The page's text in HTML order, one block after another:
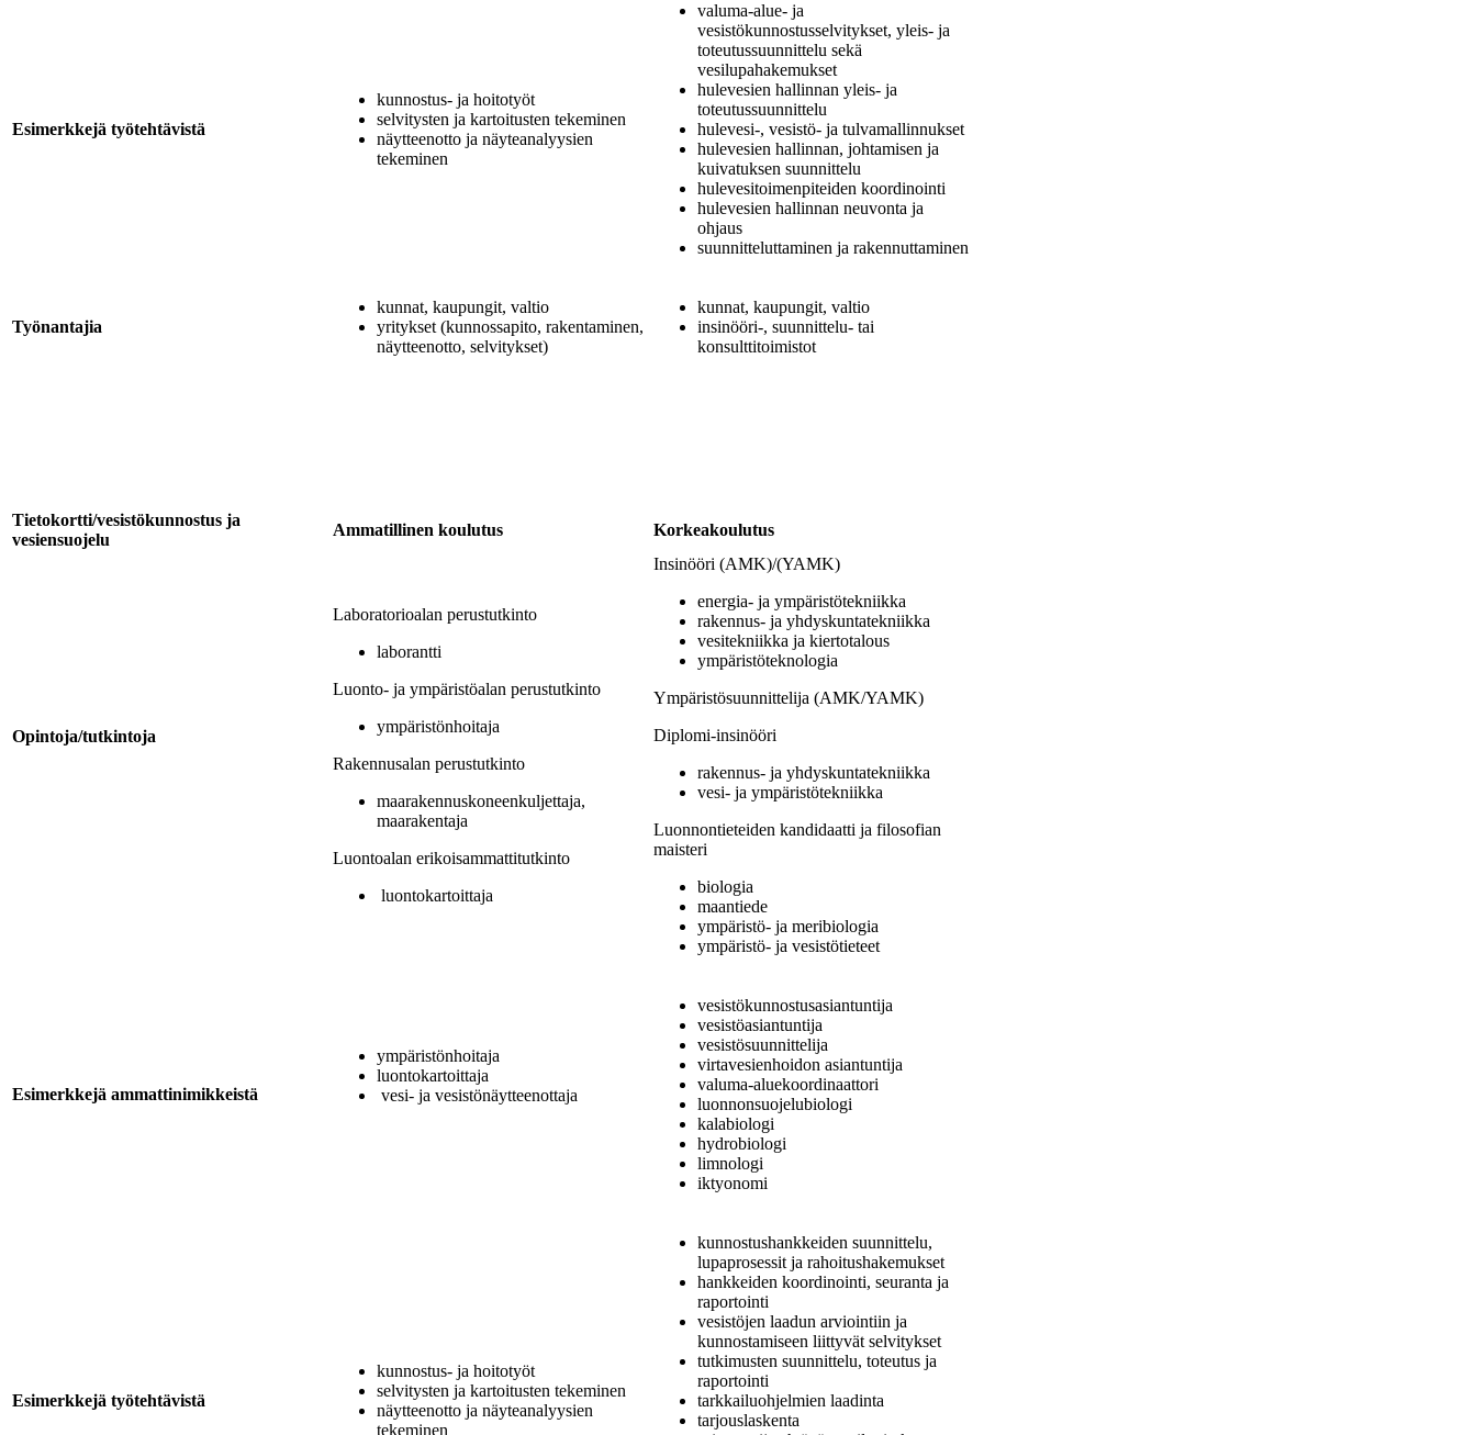
Esimerkkejä työtehtävistä
kunnostus- ja hoitotyöt
selvitysten ja kartoitusten tekeminen
näytteenotto ja näyteanalyysien
tekeminen
valuma-alue- ja
vesistökunnostusselvitykset, yleis- ja
toteutussuunnittelu sekä
vesilupahakemukset
hulevesien hallinnan yleis- ja
toteutussuunnittelu
hulevesi-, vesistö- ja tulvamallinnukset
hulevesien hallinnan, johtamisen ja
kuivatuksen suunnittelu
hulevesitoimenpiteiden koordinointi
hulevesien hallinnan neuvonta ja
ohjaus
suunnitteluttaminen ja rakennuttaminen
Työnantajia
kunnat, kaupungit, valtio
yritykset (kunnossapito, rakentaminen,
näytteenotto, selvitykset)
kunnat, kaupungit, valtio
insinööri-, suunnittelu- tai
konsulttitoimistot
Tietokortti/vesistökunnostus ja
vesiensuojelu
Ammatillinen koulutus Korkeakoulutus
Opintoja/tutkintoja
Laboratorioalan perustutkinto
laborantti
Luonto- ja ympäristöalan perustutkinto
ympäristönhoitaja
Rakennusalan perustutkinto
maarakennuskoneenkuljettaja,
maarakentaja
Luontoalan erikoisammattitutkinto
luontokartoittaja
Insinööri (AMK)/(YAMK)
energia- ja ympäristötekniikka
rakennus- ja yhdyskuntatekniikka
vesitekniikka ja kiertotalous
ympäristöteknologia
Ympäristösuunnittelija (AMK/YAMK)
Diplomi-insinööri
rakennus- ja yhdyskuntatekniikka
vesi- ja ympäristötekniikka
Luonnontieteiden kandidaatti ja filosofian
maisteri
biologia
maantiede
ympäristö- ja meribiologia
ympäristö- ja vesistötieteet
Esimerkkejä ammattinimikkeistä
ympäristönhoitaja
luontokartoittaja
vesi- ja vesistönäytteenottaja
vesistökunnostusasiantuntija
vesistöasiantuntija
vesistösuunnittelija
virtavesienhoidon asiantuntija
valuma-aluekoordinaattori
luonnonsuojelubiologi
kalabiologi
hydrobiologi
limnologi
iktyonomi
Esimerkkejä työtehtävistä
kunnostus- ja hoitotyöt
selvitysten ja kartoitusten tekeminen
näytteenotto ja näyteanalyysien
tekeminen
kunnostushankkeiden suunnittelu,
lupaprosessit ja rahoitushakemukset
hankkeiden koordinointi, seuranta ja
raportointi
vesistöjen laadun arviointiin ja
kunnostamiseen liittyvät selvitykset
tutkimusten suunnittelu, toteutus ja
raportointi
tarkkailuohjelmien laadinta
tarjouslaskenta